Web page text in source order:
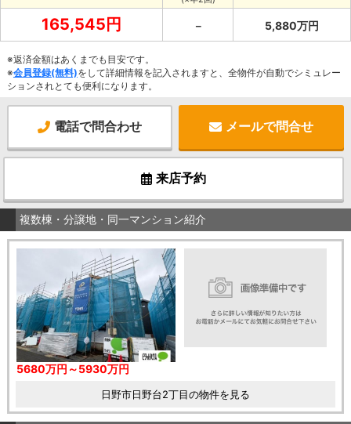
165,545円 － 5,880万円
※返済金額はあくまでも目安です。
※会員登録(無料)をして詳細情報を記入されますと、全物件が自動でシミュレー
ションされとても便利になります。
電話で問合わせ メールで問合せ
来店予約
複数棟・分譲地・同一マンション紹介
5680万円～5930万円
日野市日野台2丁目の物件を見る